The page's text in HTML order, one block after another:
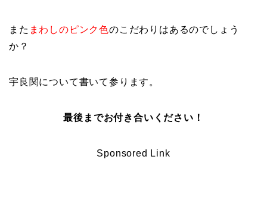
また まわしのピンク色のこだわりはあるのでしょう
か？
宇良関について書いて参ります。
最後までお付き合いください！
Sponsored Link